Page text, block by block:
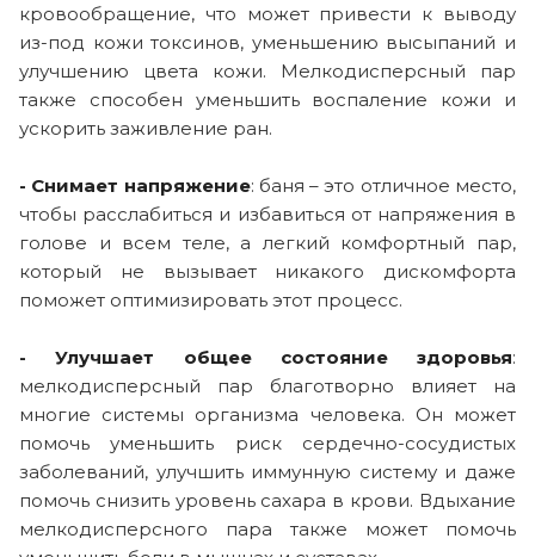
кровообращение, что может привести к выводу
из-под кожи токсинов, уменьшению высыпаний и
улучшению цвета кожи. Мелкодисперсный пар
также способен уменьшить воспаление кожи и
ускорить заживление ран.
- Снимает напряжение: баня – это отличное место,
чтобы расслабиться и избавиться от напряжения в
голове и всем теле, а легкий комфортный пар,
который не вызывает никакого дискомфорта
поможет оптимизировать этот процесс.
- Улучшает общее состояние здоровья:
мелкодисперсный пар благотворно влияет на
многие системы организма человека. Он может
помочь уменьшить риск сердечно-сосудистых
заболеваний, улучшить иммунную систему и даже
помочь снизить уровень сахара в крови. Вдыхание
мелкодисперсного пара также может помочь